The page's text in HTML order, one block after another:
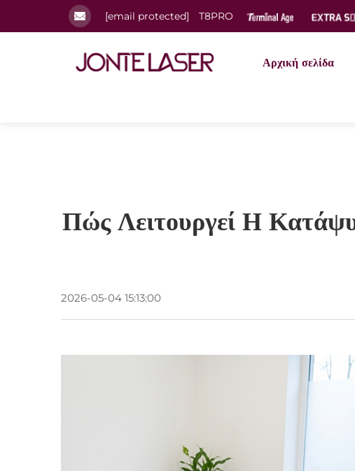
[email protected] T8PRO
Αρχική σελίδα
Πώς Λειτουργεί Η
2026-05-04 15:13:00